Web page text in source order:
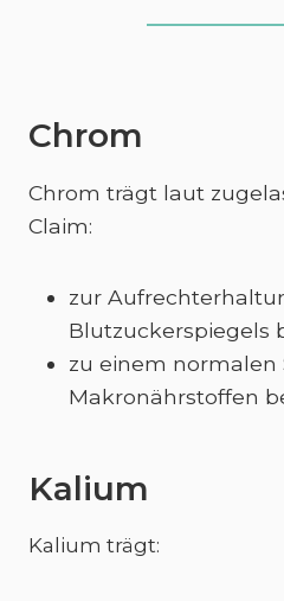
Chrom
Chrom trägt laut
Claim:
zur
Blutzuckerspiegels
zu einem normalen
Makronährstoffen
Kalium
Kalium trägt: